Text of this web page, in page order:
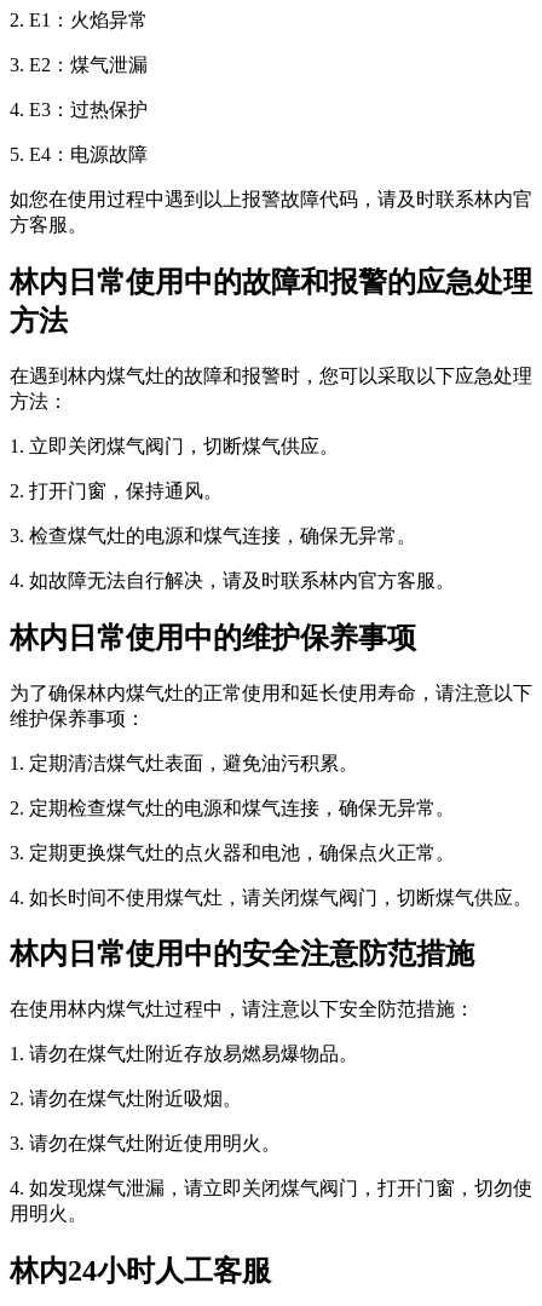
2. E1：火焰异常
3. E2：煤气泄漏
4. E3：过热保护
5. E4：电源故障
如您在使用过程中遇到以上报警故障代码，请及时联系林内官
方客服。
林内日常使用中的故障和报警的应急处理
方法
在遇到林内煤气灶的故障和报警时，您可以采取以下应急处理
方法：
1. 立即关闭煤气阀门，切断煤气供应。
2. 打开门窗，保持通风。
3. 检查煤气灶的电源和煤气连接，确保无异常。
4. 如故障无法自行解决，请及时联系林内官方客服。
林内日常使用中的维护保养事项
为了确保林内煤气灶的正常使用和延长使用寿命，请注意以下
维护保养事项：
1. 定期清洁煤气灶表面，避免油污积累。
2. 定期检查煤气灶的电源和煤气连接，确保无异常。
3. 定期更换煤气灶的点火器和电池，确保点火正常。
4. 如长时间不使用煤气灶，请关闭煤气阀门，切断煤气供应。
林内日常使用中的安全注意防范措施
在使用林内煤气灶过程中，请注意以下安全防范措施：
1. 请勿在煤气灶附近存放易燃易爆物品。
2. 请勿在煤气灶附近吸烟。
3. 请勿在煤气灶附近使用明火。
4. 如发现煤气泄漏，请立即关闭煤气阀门，打开门窗，切勿使
用明火。
林内24小时人工客服